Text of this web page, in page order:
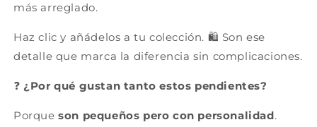
más arreglado.
Haz clic y añádelos a tu colección. 🛍️ Son ese
detalle que marca la diferencia sin complicaciones.
❓¿Por qué gustan tanto estos pendientes?
Porqueson pequeños pero con personalidad.